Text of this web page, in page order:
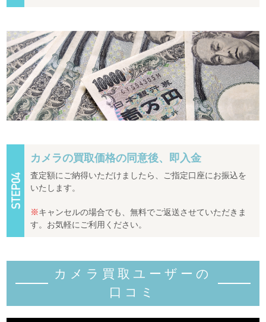
カメラの買取価格の同意後、即入金
査定額にご納得いただけましたら、ご指定口座にお振込を
いたします。
※キャンセルの場合でも、無料でご返送させていただきま
す。お気軽にご利用ください。
カメラ買取ユーザーの
口コミ